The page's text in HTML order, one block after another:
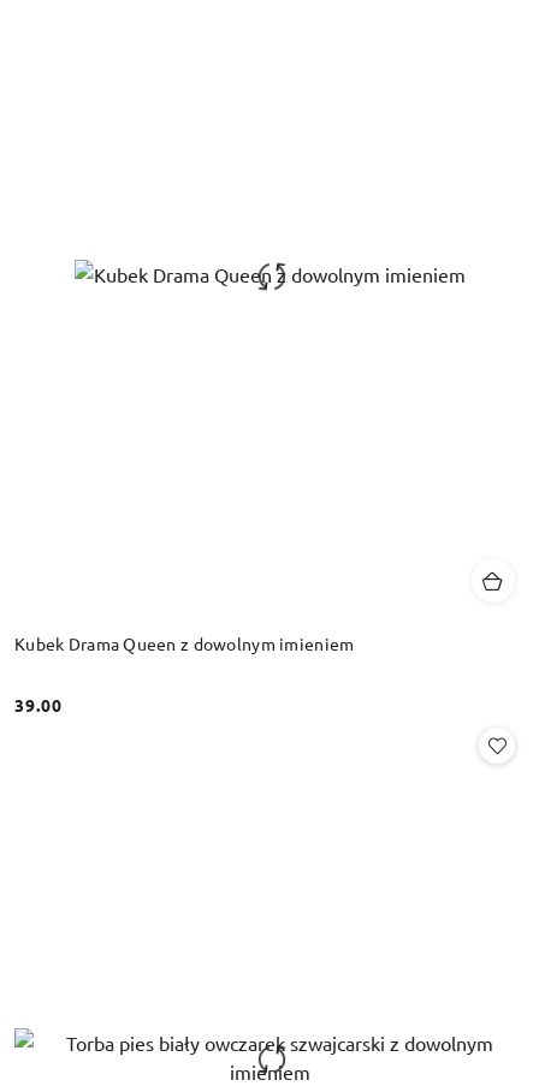
Kubek Drama Queen z dowolnym imieniem
Cena:
39.00